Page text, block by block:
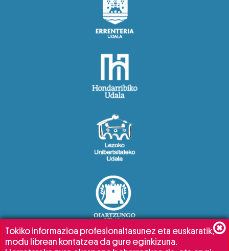
Tokiko informazioa profesionaltasunez eta euskaratik,
modu librean kontatzea da gure eginkizuna.